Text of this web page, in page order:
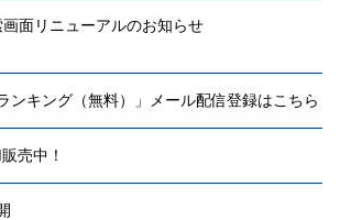
面リニューアルのお知らせ
ンキング（無料）」メール配信登録はこちら
売中！